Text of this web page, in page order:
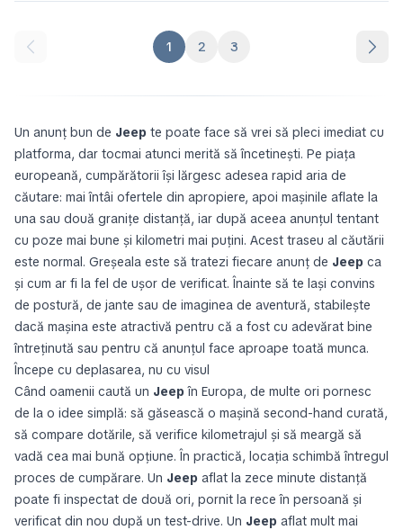
1 2 3
Un anunț bun de Jeep te poate face să vrei să pleci imediat cu
platforma, dar tocmai atunci merită să încetinești. Pe piața
europeană, cumpărătorii își lărgesc adesea rapid aria de
căutare: mai întâi ofertele din apropiere, apoi mașinile aflate la
una sau două granițe distanță, iar după aceea anunțul tentant
cu poze mai bune și kilometri mai puțini. Acest traseu al căutării
este normal. Greșeala este să tratezi fiecare anunț de Jeep ca
și cum ar fi la fel de ușor de verificat. Înainte să te lași convins
de postură, de jante sau de imaginea de aventură, stabilește
dacă mașina este atractivă pentru că a fost cu adevărat bine
întreținută sau pentru că anunțul face aproape toată munca.
Începe cu deplasarea, nu cu visul
Când oamenii caută un Jeep în Europa, de multe ori pornesc
de la o idee simplă: să găsească o mașină second-hand curată,
să compare dotările, să verifice kilometrajul și să meargă să
vadă cea mai bună opțiune. În practică, locația schimbă întregul
proces de cumpărare. Un Jeep aflat la zece minute distanță
poate fi inspectat de două ori, pornit la rece în persoană și
verificat din nou după un test-drive. Un Jeep aflat mult mai